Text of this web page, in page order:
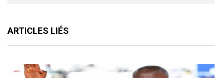
ARTICLES LIÉS